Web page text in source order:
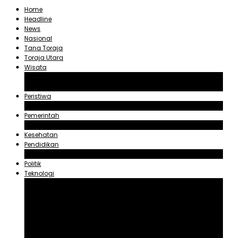
Home
Headline
News
Nasional
Tana Toraja
Toraja Utara
Wisata
Peristiwa
Pemerintah
Kesehatan
Pendidikan
Politik
Teknologi